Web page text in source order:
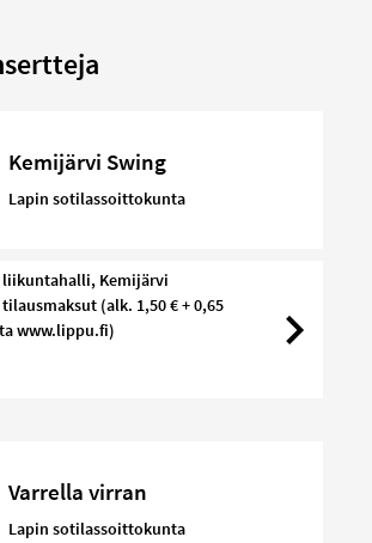
Kemijärvi Swing
Lapin sotilassoittokunta
liikuntahalli, Kemijärvi
(alk. 1,50 € + 0,65
www.lippu.fi)
Varrella virran
Lapin sotilassoittokunta